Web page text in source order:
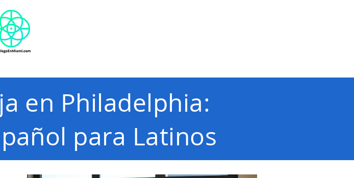
en Philadelphia:
para Latinos